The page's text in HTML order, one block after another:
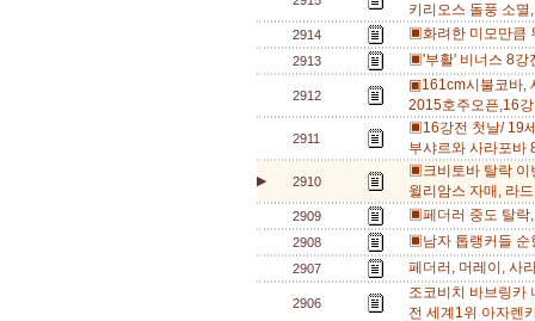
키리오스 돌풍 소
2914 ▣화려한 미모만큼
2913 ▣'부활' 비너스 8강
2912
▣161cm시불코바,
2015호주오픈,16
2911
▣16강전 첫날/ 19
부샤르와 사라포
▶ 2910
▣크비토바 탈락 이
윌리암스 자매, 라
2909 ▣페더러 중도 탈락
2908 ▣남자 톱랭커들
2907 페더러, 머레이, 사
2906
조코비치 바브링카
전 세계1위 아자렌